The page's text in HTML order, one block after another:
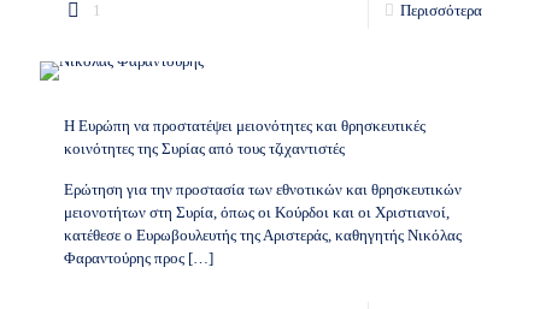
1 Περισσότερα
Η Ευρώπη να προστατέψει μειονότητες και θρησκευτικές
κοινότητες της Συρίας από τους τζιχαντιστές
Ερώτηση για την προστασία των εθνοτικών και θρησκευτικών
μειονοτήτων στη Συρία, όπως οι Κούρδοι και οι Χριστιανοί,
κατέθεσε ο Ευρωβουλευτής της Αριστεράς, καθηγητής Νικόλας
Φαραντούρης προς […]